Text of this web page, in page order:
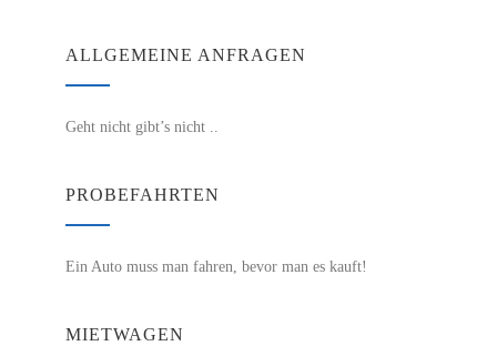
ALLGEMEINE ANFRAGEN
Geht nicht gibt’s nicht ..
PROBEFAHRTEN
Ein Auto muss man fahren, bevor man es kauft!
MIETWAGEN